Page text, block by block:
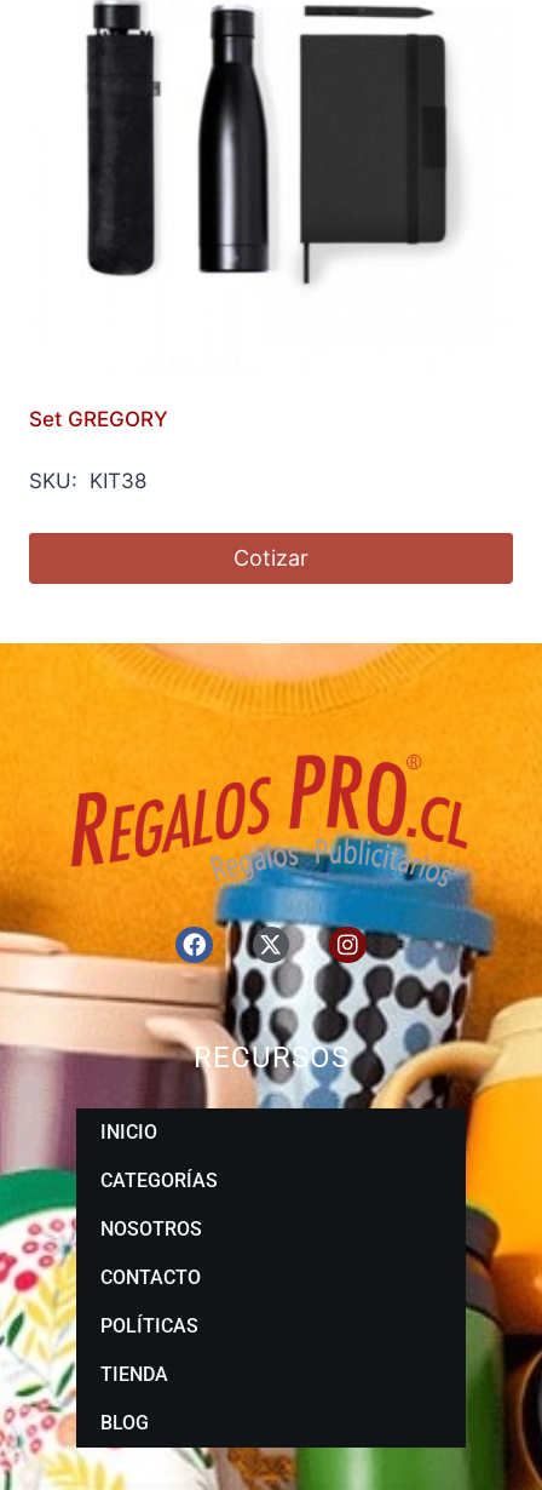
Set GREGORY
SKU: KIT38
Cotizar
RECURSOS
INICIO
CATEGORÍAS
NOSOTROS
CONTACTO
POLÍTICAS
TIENDA
BLOG